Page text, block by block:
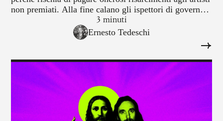
non premiati. Alla fine calano gli ispettori di governo
come i bravi di don Rodrigo. Il padiglione russo può
esporre opere d’arte ma deve restare chiuso al
pubblico, manco fosse una citazione del "Red
3 minuti
Ernesto Tedeschi